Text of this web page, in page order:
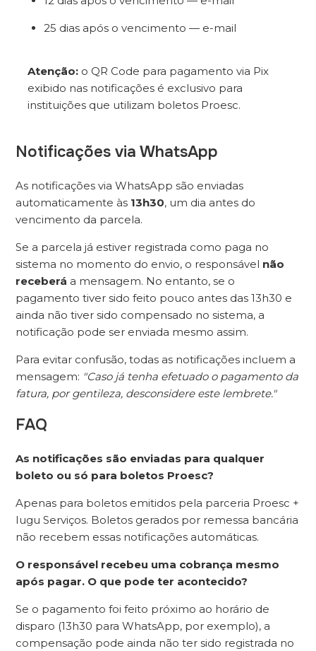
25 dias após o vencimento — e-mail
Atenção: o QR Code para pagamento via Pix
exibido nas notificações é exclusivo para
instituições que utilizam boletos Proesc.
Notificações via WhatsApp
As notificações via WhatsApp são enviadas
automaticamente às 13h30, um dia antes do
vencimento da parcela.
Se a parcela já estiver registrada como paga no
sistema no momento do envio, o responsável não
receberá a mensagem. No entanto, se o
pagamento tiver sido feito pouco antes das 13h30 e
ainda não tiver sido compensado no sistema, a
notificação pode ser enviada mesmo assim.
Para evitar confusão, todas as notificações incluem a
mensagem: "Caso já tenha efetuado o pagamento da
fatura, por gentileza, desconsidere este lembrete."
FAQ
As notificações são enviadas para qualquer
boleto ou só para boletos Proesc?
Apenas para boletos emitidos pela parceria Proesc +
Iugu Serviços. Boletos gerados por remessa bancária
não recebem essas notificações automáticas.
O responsável recebeu uma cobrança mesmo
após pagar. O que pode ter acontecido?
Se o pagamento foi feito próximo ao horário de
disparo (13h30 para WhatsApp, por exemplo), a
compensação pode ainda não ter sido registrada no